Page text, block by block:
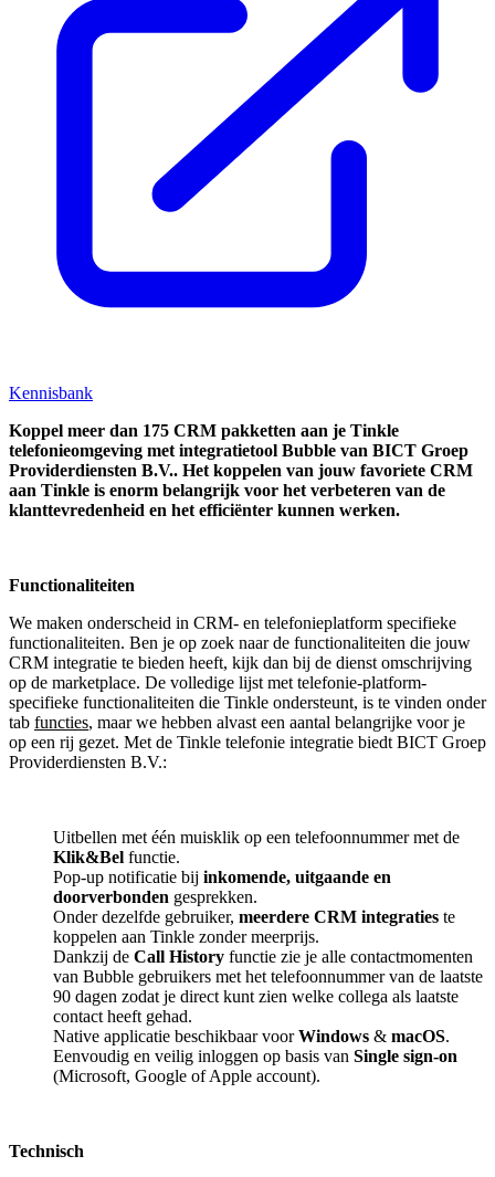
Kennisbank
Koppel meer dan 175 CRM pakketten aan je Tinkle
telefonieomgeving met integratietool Bubble van BICT Groep
Providerdiensten B.V.. Het koppelen van jouw favoriete CRM
aan Tinkle is enorm belangrijk voor het verbeteren van de
klanttevredenheid en het efficiënter kunnen werken.
Functionaliteiten
We maken onderscheid in CRM- en telefonieplatform specifieke
functionaliteiten. Ben je op zoek naar de functionaliteiten die jouw
CRM integratie te bieden heeft, kijk dan bij de dienst omschrijving
op de marketplace. De volledige lijst met telefonie-platform-
specifieke functionaliteiten die Tinkle ondersteunt, is te vinden onder
tab functies, maar we hebben alvast een aantal belangrijke voor je
op een rij gezet. Met de Tinkle telefonie integratie biedt BICT Groep
Providerdiensten B.V.:
Uitbellen met één muisklik op een telefoonnummer met de
Klik&Bel functie.
Pop-up notificatie bij inkomende, uitgaande en
doorverbonden gesprekken.
Onder dezelfde gebruiker, meerdere CRM integraties te
koppelen aan Tinkle zonder meerprijs.
Dankzij de Call History functie zie je alle contactmomenten
van Bubble gebruikers met het telefoonnummer van de laatste
90 dagen zodat je direct kunt zien welke collega als laatste
contact heeft gehad.
Native applicatie beschikbaar voorWindows & macOS.
Eenvoudig en veilig inloggen op basis van Single sign-on
(Microsoft, Google of Apple account).
Technisch